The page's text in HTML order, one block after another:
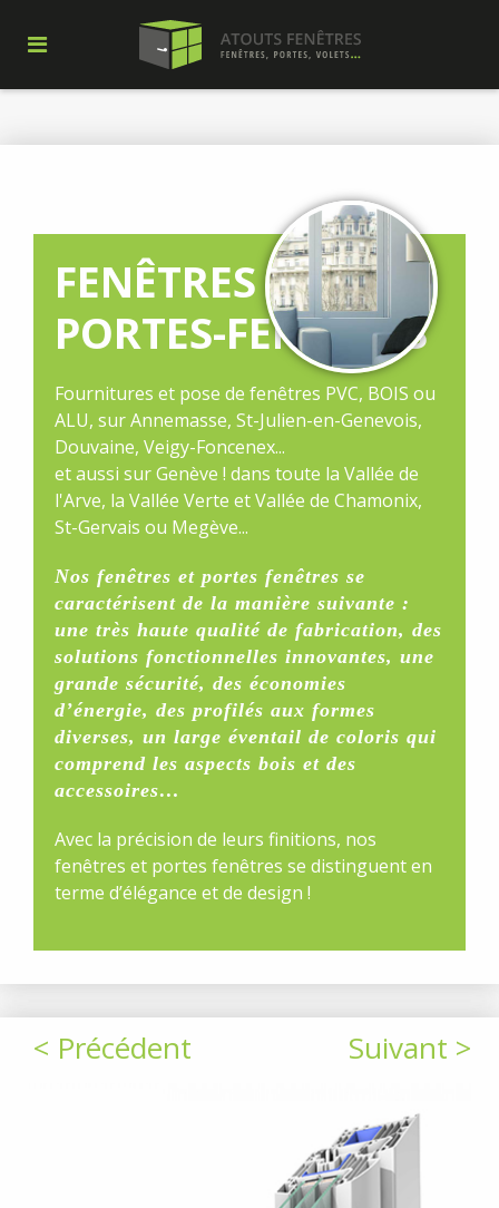
FENÊTRES ET
PORTES-FENÊTRES
Fournitures et pose de fenêtres PVC, BOIS ou
ALU, sur Annemasse, St-Julien-en-Genevois,
Douvaine, Veigy-Foncenex...
et aussi sur Genève ! dans toute la Vallée de
l'Arve, la Vallée Verte et Vallée de Chamonix,
St-Gervais ou Megève...
Nos fenêtres et portes fenêtres se
caractérisent de la manière suivante :
une très haute qualité de fabrication, des
solutions fonctionnelles innovantes, une
grande sécurité, des économies
d’énergie, des profilés aux formes
diverses, un large éventail de coloris qui
comprend les aspects bois et des
accessoires…
Avec la précision de leurs finitions, nos
fenêtres et portes fenêtres se distinguent en
terme d’élégance et de design !
< Précédent Suivant >